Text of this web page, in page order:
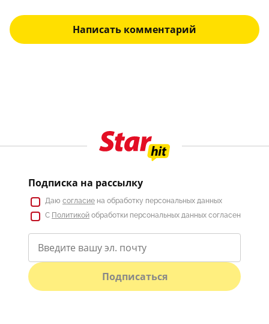
Написать комментарий
Подписка на рассылку
Даю согласие на обработку персональных данных
С Политикой обработки персональных данных согласен
Подписаться